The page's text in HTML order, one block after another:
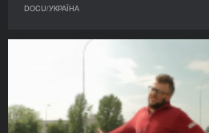
DOCU/УКРАЇНА